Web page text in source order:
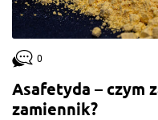
Asafetyda – czym
zamiennik?
0